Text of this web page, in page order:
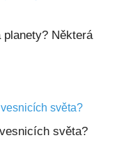
Některá
světa?